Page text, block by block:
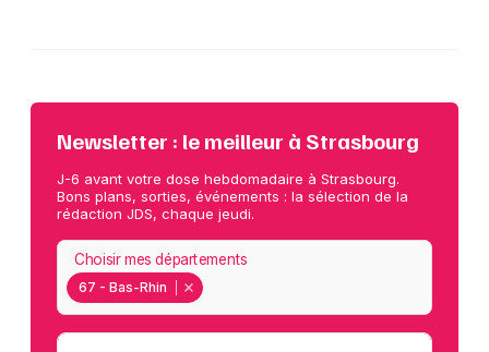
Newsletter : le meilleur à Strasbourg
J-6 avant votre dose hebdomadaire à Strasbourg.
Bons plans, sorties, événements : la sélection de la
rédaction JDS, chaque jeudi.
67 - Bas-Rhin
Choisir mes départements